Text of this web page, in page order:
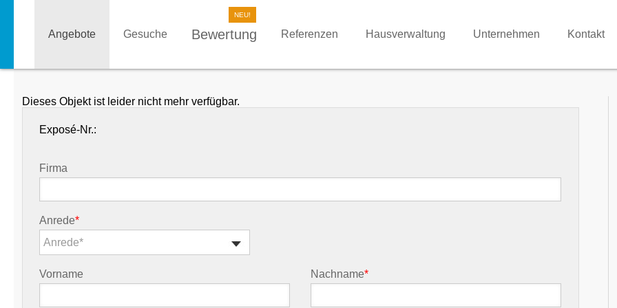
Angebote Gesuche Bewertung Referenzen Hausverwaltung Unternehmen Kontakt
Dieses Objekt ist leider nicht mehr verfügbar.
Exposé-Nr.:
Firma
Anrede*
Anrede*
Vorname Nachname*